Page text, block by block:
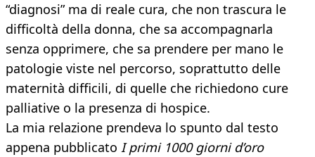
“diagnosi” ma di reale cura, che non trascura le
difficoltà della donna, che sa accompagnarla
senza opprimere, che sa prendere per mano le
patologie viste nel percorso, soprattutto delle
maternità difficili, di quelle che richiedono cure
palliative o la presenza di hospice.
La mia relazione prendeva lo spunto dal testo
appena pubblicato I primi 1000 giorni d’oro